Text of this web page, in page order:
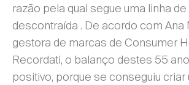
razão pela qual segue uma linha
descontraída . De acordo com Ana
gestora de marcas de Consumer
Recordati, o balanço destes 55
positivo, porque se conseguiu criar